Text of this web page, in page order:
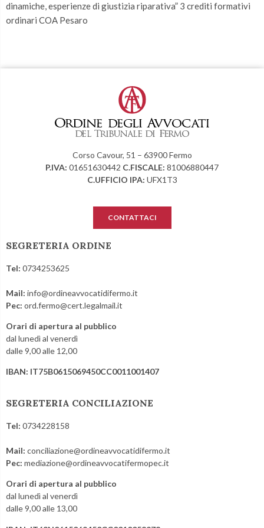
dinamiche, esperienze di giustizia riparativa” 3 crediti formativi
ordinari COA Pesaro
Corso Cavour, 51 – 63900 Fermo
P.IVA: 01651630442 C.FISCALE: 81006880447
C.UFFICIO IPA: UFX1T3
CONTATTACI
SEGRETERIA ORDINE
Tel: 0734253625
Mail: info@ordineavvocatidifermo.it
Pec: ord.fermo@cert.legalmail.it
Orari di apertura al pubblico
dal lunedì al venerdì
dalle 9,00 alle 12,00
IBAN: IT75B0615069450CC0011001407
SEGRETERIA CONCILIAZIONE
Tel: 0734228158
Mail: conciliazione@ordineavvocatidifermo.it
Pec: mediazione@ordineavvocatifermopec.it
Orari di apertura al pubblico
dal lunedì al venerdì
dalle 9,00 alle 13,00